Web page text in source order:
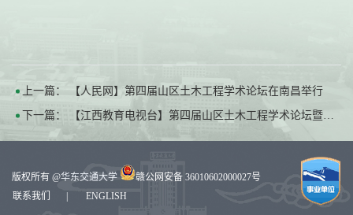
上一篇： 【人民网】第四届山区土木工程学术论坛在南昌举行
下一篇： 【江西教育电视台】第四届山区土木工程学术论坛暨第八届土木工程赣江学术论坛在南昌举行
版权所有 @华东交通大学
赣公网安备 36010602000027号
联系我们
ENGLISH